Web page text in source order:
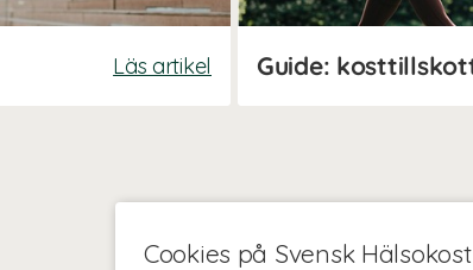
Cookies på Svensk Hälsokost
Läs artikel